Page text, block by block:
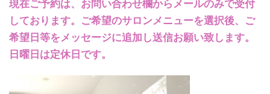
現在ご予約は、お問い合わせ欄からメールのみで受付
しております。ご希望のサロンメニューを選択後、ご
希望日等をメッセージに追加し送信お願い致します。
日曜日は定休日です。